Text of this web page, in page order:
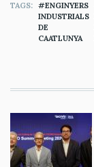
TAGS
ENGINYERS
INDUSTRIALS
DE
CAATLUNYA